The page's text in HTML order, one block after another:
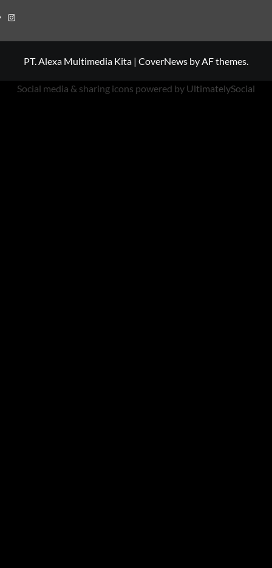
Instagram
PT. Alexa Multimedia Kita | CoverNews by AF themes.
Social media & sharing icons powered by UltimatelySocial